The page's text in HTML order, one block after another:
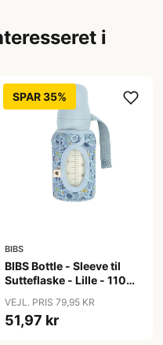
i
SPAR 35%
BIBS
BIBS Bottle - Sleeve til
Sutteflaske - Lille - 110ml
Blue
VEJL. PRIS 79,95 KR
51,97 kr